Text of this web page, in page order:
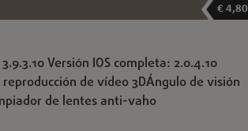
€ 4,80
Versión IOS completa: 2.0.4.10
de vídeo 3DÁngulo de visión
de lentes anti-vaho